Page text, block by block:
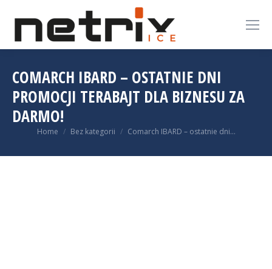
COMARCH IBARD – OSTATNIE DNI
PROMOCJI TERABAJT DLA BIZNESU ZA
DARMO!
You are here:
Home Bez kategorii Comarch IBARD – ostatnie dni…